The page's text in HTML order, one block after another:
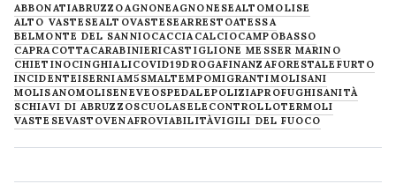
ABBONATIABRUZZOAGNONEAGNONESEALTOMOLISE
ALTO VASTESEALTOVASTESEARRESTOATESSA
BELMONTE DEL SANNIOCACCIA CALCIOCAMPOBASSO
CAPRACOTTACARABINIERICASTIGLIONE MESSER MARINO
CHIETINOCINGHIALICOVID19DROGAFINANZAFORESTALE FURTO
INCIDENTEISERNIAM5SMALTEMPOMIGRANTIMOLISANI
MOLISANOMOLISENEVE OSPEDALEPOLIZIAPROFUGHISANITÀ
SCHIAVI DI ABRUZZOSCUOLASELECONTROLLOTERMOLI
VASTESEVASTOVENAFROVIABILITÀVIGILI DEL FUOCO